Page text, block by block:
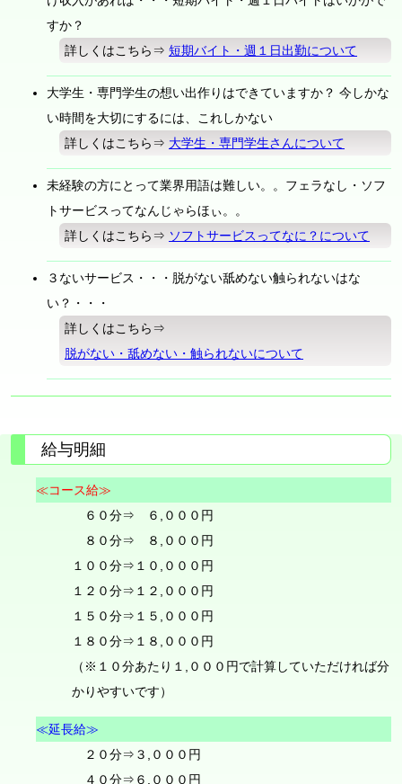
すか？
詳しくはこちら⇒短期バイト・週１日出勤について
大学生・専門学生の想い出作りはできていますか？ 今しかな
い時間を大切にするには、これしかない
詳しくはこちら⇒ 大学生・専門学生さんについて
未経験の方にとって業界用語は難しい。。フェラなし・ソフ
トサービスってなんじゃらほぃ。。
詳しくはこちら⇒ ソフトサービスってなに？について
３ないサービス・・・脱がない舐めない触られないはな
い？・・・
詳しくはこちら⇒
脱がない・舐めない・触られないについて
給与明細
≪コース給≫
６０分⇒ ６,０００円
８０分⇒ ８,０００円
１００分⇒１０,０００円
１２０分⇒１２,０００円
１５０分⇒１５,０００円
１８０分⇒１８,０００円
（※１０分あたり１,０００円で計算していただければ分
かりやすいです）
≪延長給≫
２０分⇒３,０００円
４０分⇒６,０００円